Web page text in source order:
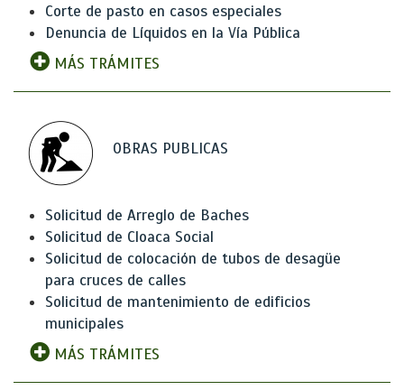
Corte de pasto en casos especiales
Denuncia de Líquidos en la Vía Pública
MÁS TRÁMITES
OBRAS PUBLICAS
Solicitud de Arreglo de Baches
Solicitud de Cloaca Social
Solicitud de colocación de tubos de desagüe
para cruces de calles
Solicitud de mantenimiento de edificios
municipales
MÁS TRÁMITES